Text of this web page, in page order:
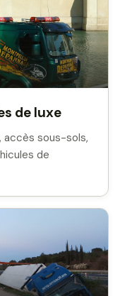
de luxe
accès sous-sols,
de